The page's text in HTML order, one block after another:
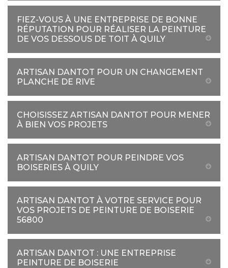
FIEZ-VOUS À UNE ENTREPRISE DE BONNE
RÉPUTATION POUR RÉALISER LA PEINTURE
DE VOS DESSOUS DE TOIT À QUILY
ARTISAN DANTOT POUR UN CHANGEMENT
PLANCHE DE RIVE
CHOISISSEZ ARTISAN DANTOT POUR MENER
À BIEN VOS PROJETS
ARTISAN DANTOT POUR PEINDRE VOS
BOISERIES À QUILY
ARTISAN DANTOT À VOTRE SERVICE POUR
VOS PROJETS DE PEINTURE DE BOISERIE
56800
ARTISAN DANTOT : UNE ENTREPRISE
PEINTURE DE BOISERIE